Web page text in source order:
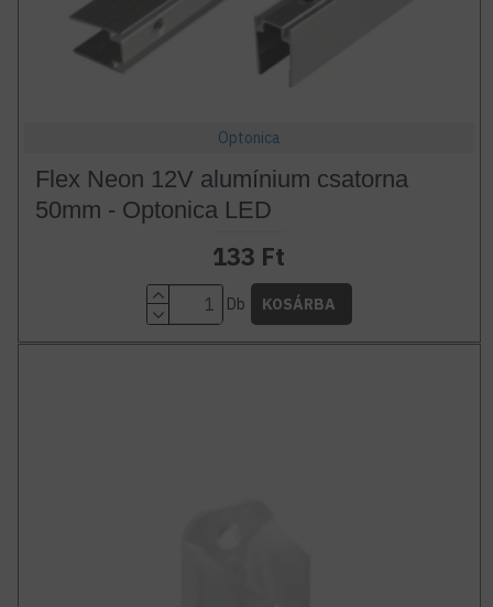
Optonica
Flex Neon 12V alumínium csatorna
50mm - Optonica LED
133 Ft
Db KOSÁRBA